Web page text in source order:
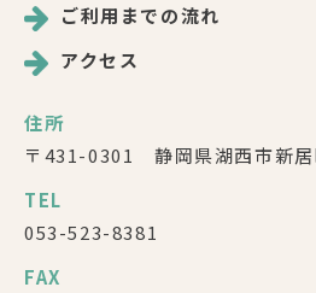
ご利用までの流れ
アクセス
住所
〒431-0301 静岡県湖西市新居
TEL
053-523-8381
FAX